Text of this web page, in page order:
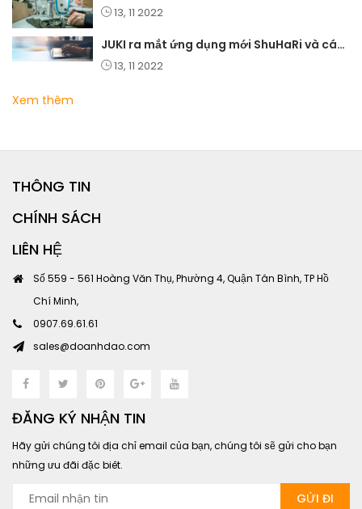
13, 11 2022
JUKI ra mắt ứng dụng mới ShuHaRi và các giải pháp học tập điện tử
13, 11 2022
Xem thêm
THÔNG TIN
CHÍNH SÁCH
LIÊN HỆ
Số 559 - 561 Hoàng Văn Thụ, Phường 4, Quận Tân Bình, TP Hồ
Chí Minh,
0907.69.61.61
sales@doanhdao.com
ĐĂNG KÝ NHẬN TIN
Hãy gửi chúng tôi địa chỉ email của bạn, chúng tôi sẽ gửi cho bạn
những ưu đãi đặc biêt.